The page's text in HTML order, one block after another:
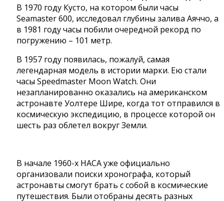
В 1970 году Кусто, на котором были часы
Seamaster 600, исследовал глубины залива Аяччо, а
в 1981 году часы побили очередной рекорд по
погружению – 101 метр.
В 1957 году появилась, пожалуй, самая
легендарная модель в истории марки. Ею стали
часы Speedmaster Moon Watch. Они
незапланированно оказались на американском
астронавте Уолтере Шире, когда тот отправился в
космическую экспедицию, в процессе которой он
шесть раз облетел вокруг Земли.
В начале 1960-х НАСА уже официально
организовали поиски хронографа, который
астронавты смогут брать с собой в космические
путешествия. Были отобраны десять разных